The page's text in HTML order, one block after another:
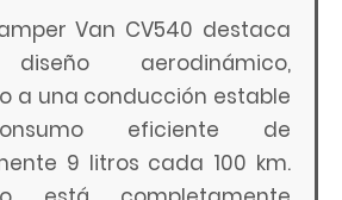
Van CV540 destaca
aerodinámico,
a una conducción estable
eficiente de
9 litros cada 100 km.